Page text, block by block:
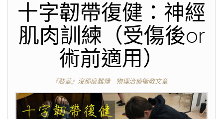
十字韌帶復健：神經
肌肉訓練（受傷後or
術前適用）
『膝蓋』沒那麼難懂 物理治療衛教文章